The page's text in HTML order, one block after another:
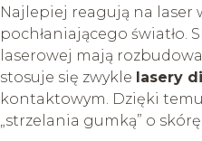
Najlepiej reagują na laser
pochłaniającego światło.
laserowej mają
stosuje się zwykle lasery
kontaktowym. Dzięki
„strzelania gumką” o skórę.